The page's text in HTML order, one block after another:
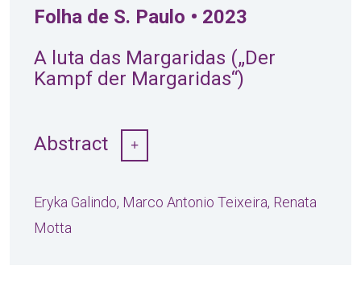
Folha de S. Paulo • 2023
A luta das Margaridas („Der
Kampf der Margaridas“)
Abstract
Eryka Galindo, Marco Antonio Teixeira, Renata
Motta